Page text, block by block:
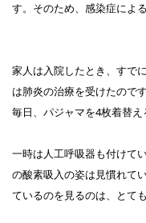
す。そのため、感染症によ
家人は入院したとき、すで
は肺炎の治療を受けたので
毎日、パジャマを4枚着替え
一時は人工呼吸器も付けて
の酸素吸入の姿は見慣れて
ているのを見るのは、とて